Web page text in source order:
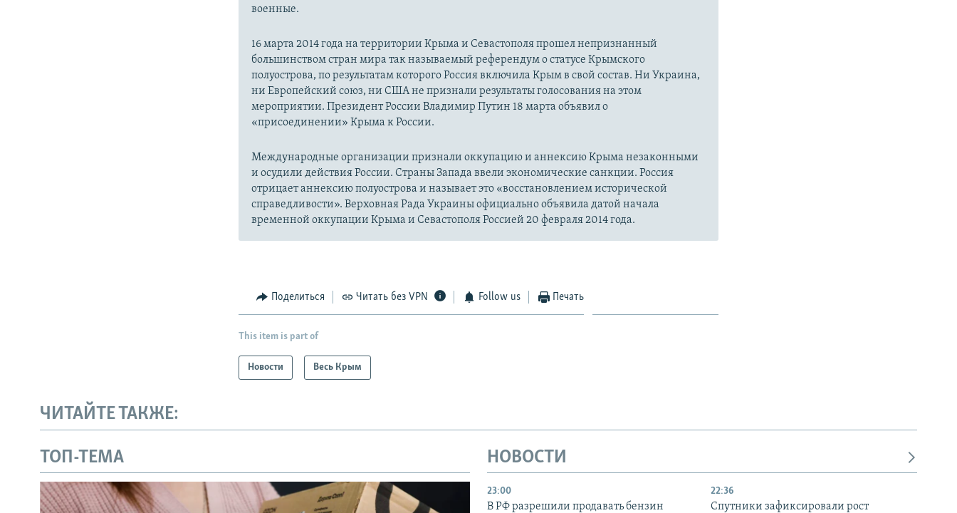
военные.
16 марта 2014 года на территории Крыма и Севастополя прошел непризнанный
большинством стран мира так называемый референдум о статусе Крымского
полуострова, по результатам которого Россия включила Крым в свой состав. Ни Украина,
ни Европейский союз, ни США не признали результаты голосования на этом
мероприятии. Президент России Владимир Путин 18 марта объявил о
«присоединении» Крыма к России.
Международные организации признали оккупацию и аннексию Крыма незаконными
и осудили действия России. Страны Запада ввели экономические санкции. Россия
отрицает аннексию полуострова и называет это «восстановлением исторической
справедливости». Верховная Рада Украины официально объявила датой начала
временной оккупации Крыма и Севастополя Россией 20 февраля 2014 года.
Поделиться Читать без VPN Follow us Печать
This item is part of
Новости Весь Крым
ЧИТАЙТЕ ТАКЖЕ:
ТОП-ТЕМА НОВОСТИ
23:00
В РФ разрешили продавать бензин
22:36
Спутники зафиксировали рост